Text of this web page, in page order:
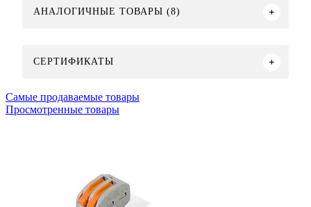
АНАЛОГИЧНЫЕ ТОВАРЫ (8)
СЕРТИФИКАТЫ
Самые продаваемые товары
Просмотренные товары